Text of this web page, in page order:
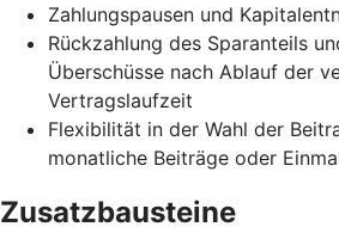
Zahlungspausen und
Rückzahlung des Sparanteils
Überschüsse nach Ablauf der
Vertragslaufzeit
Flexibilität in der Wahl der
monatliche Beiträge oder
Zusatzbausteine